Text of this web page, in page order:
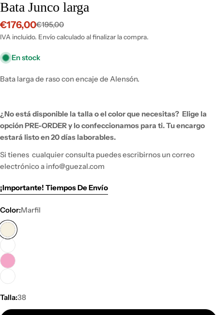
Bata Junco larga
Precio
de
venta
€176,00
Precio
habitual
€195,00
IVA incluido. Envío calculado al finalizar la compra.
En stock
Bata larga de raso con encaje de Alensón.
¿No está disponible la talla o el color que necesitas? Elige la
opción PRE-ORDER y loconfeccionamos para ti.Tu encargo
estará listo en 20 días laborables.
Si tienes cualquier consulta puedes escribirnos un correo
electrónico a info@guezal.com
¡Importante! Tiempos De Envío
Color:Marfil
Talla:38